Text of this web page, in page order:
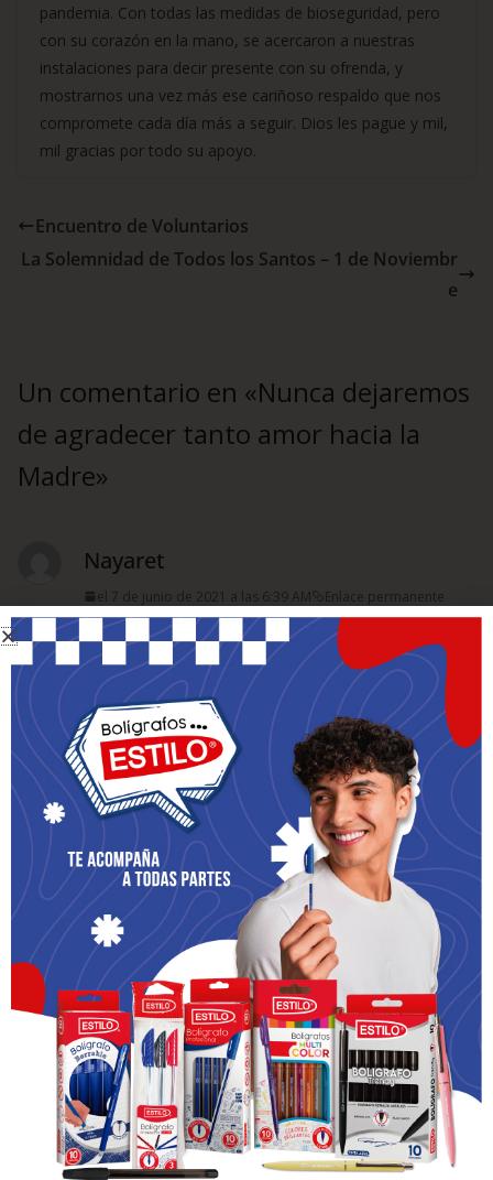
pandemia. Con todas las medidas de bioseguridad, pero
con su corazón en la mano, se acercaron a nuestras
instalaciones para decir presente con su ofrenda, y
mostrarnos una vez más ese cariñoso respaldo que nos
compromete cada día más a seguir. Dios les pague y mil,
mil gracias por todo su apoyo.
Encuentro de Voluntarios
La Solemnidad de Todos los Santos – 1 de Noviembr
e
Un comentario en «Nunca dejaremos
de agradecer tanto amor hacia la
Madre»
Nayaret
el 7 de junio de 2021 a las 6:39 AM Enlace permanente
Muy buen articulo. Gracias por compartirlo.
Respuesta
Deja una respuesta
Tu dirección de correo electrónico no será publicada.
Los campos obligatorios están marcados con*
Comentario *